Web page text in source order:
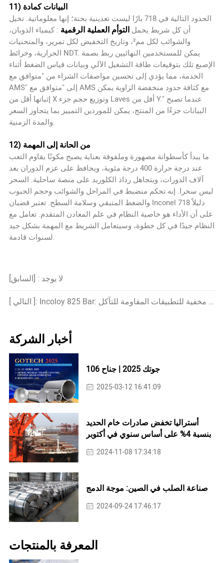
11) البيانات كمادة
الحدود التالية في 718 بارًا ليست تعدينية بحتة؛ إنها معلوماتية. تخيل
أن كل شريط يحملالتوأم العملية الرقمية : كيمياء الذوبان،
والشوائب لكل مم²، وتاريخ التخفيض لكل تمرير، والمنحنيات
الحرارية، وخرائط NDT. يمكن للمستخدمين النهائيين ربط بصمة
الإصبع تلك بتوقيعات طاقة التشغيل الآلي وبيانات قياس الضغط أثناء
الخدمة، مما يؤدي إلى تحسين مواصفات الشراء من "متوافق مع
AMS" إلى "متوافق مع AMS مع كثافة حدود منخفضة الزاوية يمكن
إثباتها أقل من X وتوزيع حجم جزء Laves أقل من Y." عندما تصبح
البيانات جزءًا من المنتج، يمكن للموردين التمييز بما يتجاوز السعر
والمدة الزمنية.
ما يبدأ كأسطوانة مصهورة وملفوفة بعناية يصبح مكونًا يقاوم التعب
عند درجة حرارة 400 درجة مئوية، ويحافظ على عزم الدوران بعد
آلاف الدورات، ويتجاهل رذاذ الكلوريد على منصة ساحلية. السحر
ليس سحرا. إنه تحكم منضبط في المراحل والشوائب وحجم الحبوب
والضغط المتبقي وسلامة السطح. تعتبر قضبان Inconel 718 دليلاً
على أن الأداء هو خاصية النظام في علم المعادن المتقدم. تعامل مع
النظام جيدًا في كل خطوة، وسيتعامل الشريط مع المهمة بشكل جيد
لسنوات قادمة.
[ التالي ]: Incoloy 825 Bar: جوهرة مخفية للتطبيقات المقاومة للتآكل
أخبار الشركة
جوتك 2025 | جناح 106
2025-03-12 16:41:09
أستراليا تخفض صادرات خام الحديد
بنسبة 4% على أساس سنوي في أكتوبر
2024-11-08 17:34:18
صناعة الصلب في الصين: موجة الدمج
2024-09-24 17:46:17
المعرفة بالمنتجات